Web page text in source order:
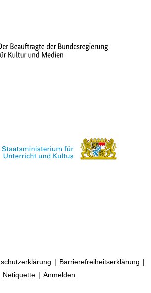
Barrierefreiheitserklärung
Netiquette
Anmelden